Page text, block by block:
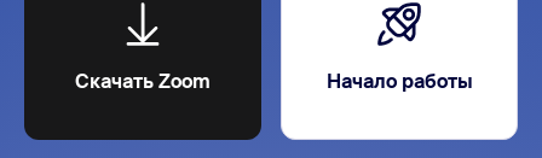
Скачать Zoom Начало работы